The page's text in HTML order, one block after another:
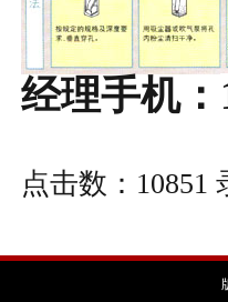
经理手机：
点击数：10851